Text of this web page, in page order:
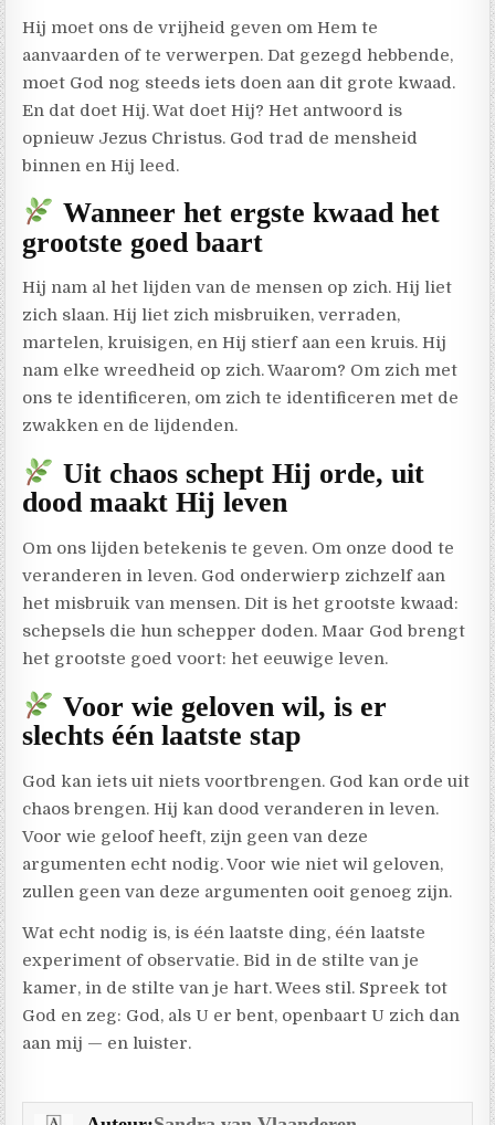
Hij moet ons de vrijheid geven om Hem te
aanvaarden of te verwerpen. Dat gezegd hebbende,
moet God nog steeds iets doen aan dit grote kwaad.
En dat doet Hij. Wat doet Hij? Het antwoord is
opnieuw Jezus Christus. God trad de mensheid
binnen en Hij leed.
Wanneer het ergste kwaad het
grootste goed baart
Hij nam al het lijden van de mensen op zich. Hij liet
zich slaan. Hij liet zich misbruiken, verraden,
martelen, kruisigen, en Hij stierf aan een kruis. Hij
nam elke wreedheid op zich. Waarom? Om zich met
ons te identificeren, om zich te identificeren met de
zwakken en de lijdenden.
Uit chaos schept Hij orde, uit
dood maakt Hij leven
Om ons lijden betekenis te geven. Om onze dood te
veranderen in leven. God onderwierp zichzelf aan
het misbruik van mensen. Dit is het grootste kwaad:
schepsels die hun schepper doden. Maar God brengt
het grootste goed voort: het eeuwige leven.
Voor wie geloven wil, is er
slechts één laatste stap
God kan iets uit niets voortbrengen. God kan orde uit
chaos brengen. Hij kan dood veranderen in leven.
Voor wie geloof heeft, zijn geen van deze
argumenten echt nodig. Voor wie niet wil geloven,
zullen geen van deze argumenten ooit genoeg zijn.
Wat echt nodig is, is één laatste ding, één laatste
experiment of observatie. Bid in de stilte van je
kamer, in de stilte van je hart. Wees stil. Spreek tot
God en zeg: God, als U er bent, openbaart U zich dan
aan mij — en luister.